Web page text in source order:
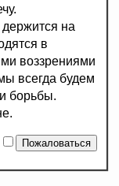
на
в
воззрениями
всегда будем
борьбы.